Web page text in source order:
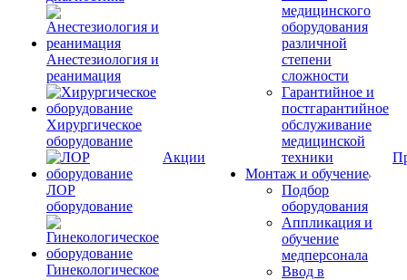
Анестезиология и
реанимация
Хирургическое
оборудование
ЛОР
оборудование
Гинекологическое
Акции
медицинского
оборудования
различной
степени
сложности
Гарантийное и
постгарантийное
обслуживание
медицинской
техники
Монтаж и обучение
Подбор
оборудования
Аппликация и
обучение
медперсонала
Ввод в